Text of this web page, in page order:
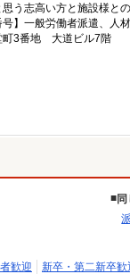
う志高い方と施設様
】一般労働者派遣、
町3番地 大道ビル7階
歓迎 新卒・第二新卒歓